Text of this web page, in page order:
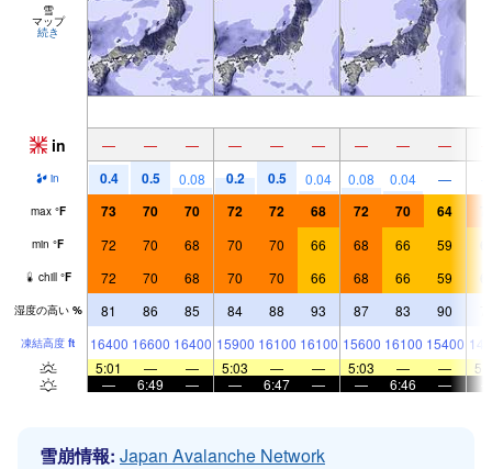
雪
マップ
続き
in — — — — — — — — —
in 0.4 0.5 0.08 0.2 0.5 0.04 0.08 0.04 —
max °F 73 70 70 72 72 68 72 70 64
min °F 72 70 68 70 70 66 68 66 59
chill °F 72 70 68 70 70 66 68 66 59
湿度の高い % 81 86 85 84 88 93 87 83 90
凍結高度 ft 16400 16600 16400 15900 16100 16100 15600 16100 15400
5:01
— — 5:03 — — 5:03 — —
—
6:49 — — 6:47 — — 6:46 —
雪崩情報: Japan Avalanche Network